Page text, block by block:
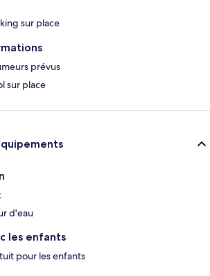
sur place
prévus
sur place
d'eau
les enfants
pour les enfants